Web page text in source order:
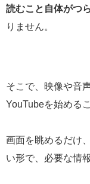
読むこと自体がつ
りません。
そこで、映像や音
YouTubeを始める
画面を眺めるだけ
い形で、必要な情